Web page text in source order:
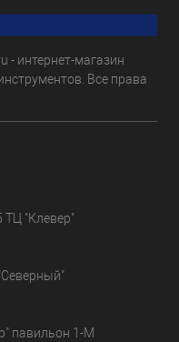
- интернет-магазин
Все права
ТЦ "Клевер"
павильон 1-М